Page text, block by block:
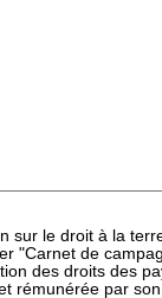
sur le droit à la
"Carnet de
des droits des
rémunérée par